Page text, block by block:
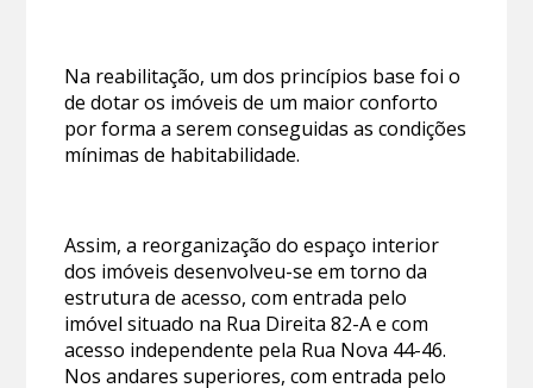
Na reabilitação, um dos princípios base foi o
de dotar os imóveis de um maior conforto
por forma a serem conseguidas as condições
mínimas de habitabilidade.
Assim, a reorganização do espaço interior
dos imóveis desenvolveu-se em torno da
estrutura de acesso, com entrada pelo
imóvel situado na Rua Direita 82-A e com
acesso independente pela Rua Nova 44-46.
Nos andares superiores, com entrada pelo